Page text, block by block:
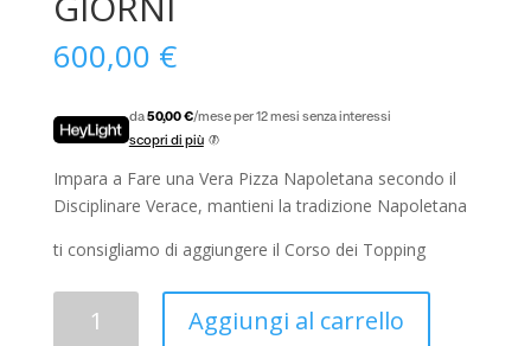
600,00 €
da50,00 €/mese per 12 mesi senza interessi
scopri di più
Impara a Fare una Vera Pizza Napoletana secondo il
Disciplinare Verace, mantieni la tradizione Napoletana
ti consigliamo di aggiungere il Corso dei Topping
PIZZA
Aggiungi al carrello